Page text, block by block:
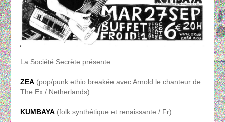
La Société Secrète présente :
ZEA(pop/punk ethio breakée avec Arnold le chanteur de
The Ex / Netherlands)
KUMBAYA(folk synthétique et renaissante / Fr)